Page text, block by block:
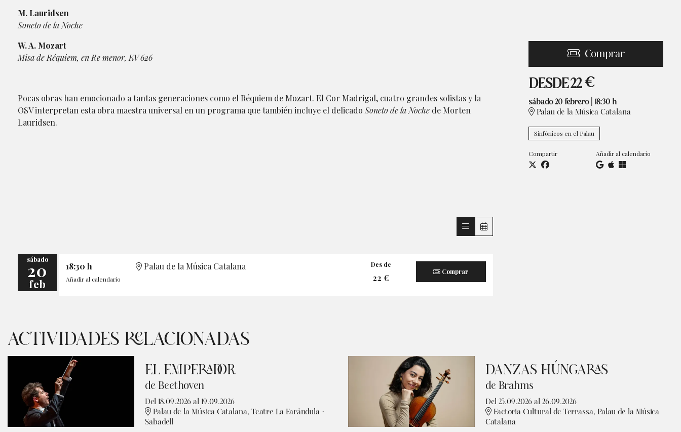
Comprar
DESDEDesde
22 €
sábado 20 febrero| 18:30 h
Palau de la Música Catalana
Sinfónicos en el Palau
Compartir Añadir al calendario
M. Lauridsen
Soneto de la Noche
W. A. Mozart
Misa de Réquiem, en Re menor, KV 626
Pocas obras han emocionado a tantas generaciones como el Réquiem de Mozart. El Cor Madrigal, cuatro grandes solistas y la
OSV interpretan esta obra maestra universal en un programa que también incluye el delicado Soneto de la Noche de Morten
Lauridsen.
sábado
20
feb
18:30 h Palau de la Música Catalana
Añadir al calendario
Des de
22 €
Comprar
ACTIVIDADES RELACIONADAS
EL EMPERADOR
de Beethoven
Del 18.09.2026al 19.09.2026
Palau de la Música Catalana, Teatre La Faràndula ·
Sabadell
DANZAS HÚNGARAS
de Brahms
Del 25.09.2026al 26.09.2026
Factoria Cultural de Terrassa, Palau de la Música
Catalana